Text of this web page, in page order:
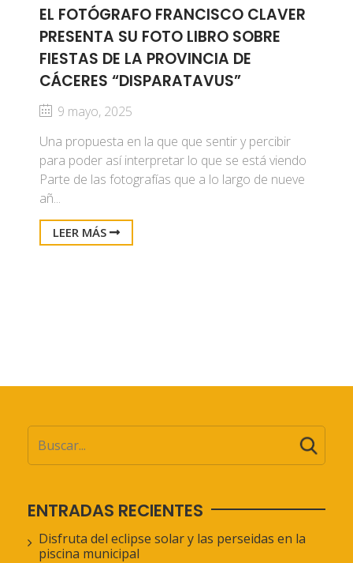
EL FOTÓGRAFO FRANCISCO CLAVER
PRESENTA SU FOTO LIBRO SOBRE
FIESTAS DE LA PROVINCIA DE
CÁCERES “DISPARATAVUS”
9 mayo, 2025
Una propuesta en la que que sentir y percibir
para poder así interpretar lo que se está viendo
Parte de las fotografías que a lo largo de nueve
añ...
LEER MÁS
ENTRADAS RECIENTES
Disfruta del eclipse solar y las perseidas en la
piscina municipal